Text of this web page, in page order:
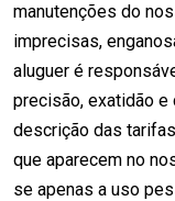
manutenções do
imprecisas,
aluguer é
precisão, exatidão
descrição das
que aparecem no
se apenas a uso